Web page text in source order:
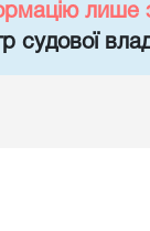
лише
судової